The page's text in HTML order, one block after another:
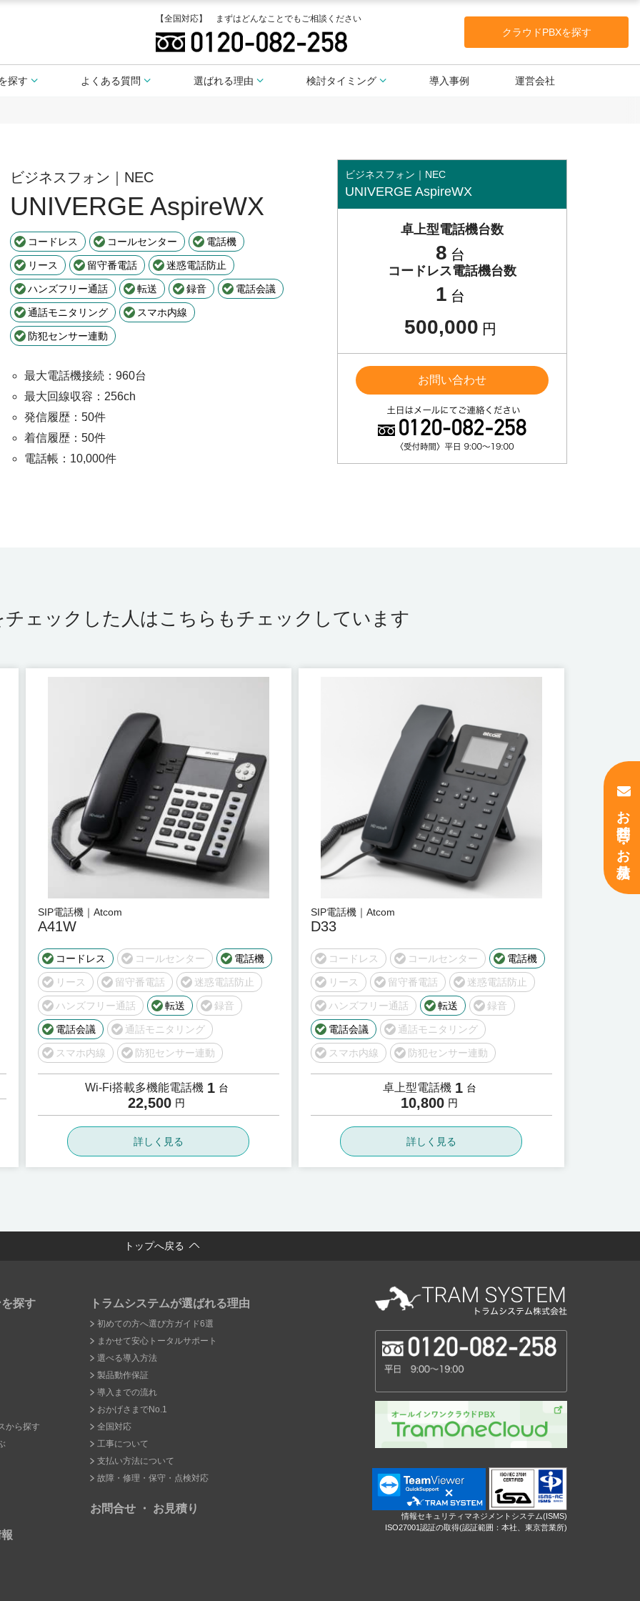
【全国対応】 まずはどんなことでもご相談ください
クラウドPBXを探す
探す よくある質問 選ばれる理由 検討タイミング 導入事例 運営会社
お問合せ ・ お見積り
ビジネスフォン｜NEC
UNIVERGE AspireWX
コードレス コールセンター 電話機
リース 留守番電話 迷惑電話防止
ハンズフリー通話 転送 録音 電話会議
通話モニタリング スマホ内線
防犯センサー連動
最大電話機接続：960台
最大回線収容：256ch
発信履歴：50件
着信履歴：50件
電話帳：10,000件
ビジネスフォン｜NEC
UNIVERGE AspireWX
卓上型電話機台数
8 台
コードレス電話機台数
1 台
500,000 円
お問い合わせ
チェックした人はこちらもチェックしています
SIP電話機｜Atcom
A41W
コードレス コールセンター 電話機
リース 留守番電話 迷惑電話防止
ハンズフリー通話 転送 録音
電話会議 通話モニタリング
スマホ内線 防犯センサー連動
Wi-Fi搭載多機能電話機 1 台
22,500 円
詳しく見る
SIP電話機｜Atcom
D33
コードレス コールセンター 電話機
リース 留守番電話 迷惑電話防止
ハンズフリー通話 転送 録音
電話会議 通話モニタリング
スマホ内線 防犯センサー連動
卓上型電話機 1 台
10,800 円
詳しく見る
トップへ戻る
探す
から探す
トラムシステムが選ばれる理由
初めての方へ選び方ガイド6選
まかせて安心トータルサポート
選べる導入方法
製品動作保証
導入までの流れ
おかげさまでNo.1
全国対応
工事について
支払い方法について
故障・修理・保守・点検対応
お問合せ ・ お見積り
情報セキュリティマネジメントシステム(ISMS)
ISO27001認証の取得(認証範囲：本社、東京営業所)